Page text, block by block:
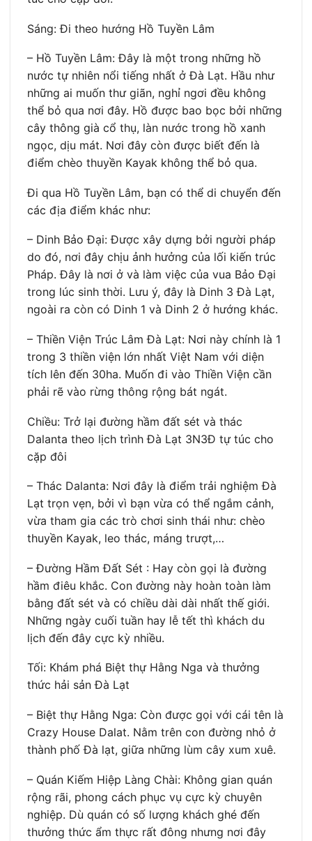
Sáng: Đi theo hướng Hồ Tuyền Lâm
– Hồ Tuyền Lâm: Đây là một trong những hồ
nước tự nhiên nổi tiếng nhất ở Đà Lạt. Hầu như
những ai muốn thư giãn, nghỉ ngơi đều không
thể bỏ qua nơi đây. Hồ được bao bọc bởi những
cây thông già cổ thụ, làn nước trong hồ xanh
ngọc, dịu mát. Nơi đây còn được biết đến là
điểm chèo thuyền Kayak không thể bỏ qua.
Đi qua Hồ Tuyền Lâm, bạn có thể di chuyển đến
các địa điểm khác như:
– Dinh Bảo Đại: Được xây dựng bởi người pháp
do đó, nơi đây chịu ảnh hưởng của lối kiến trúc
Pháp. Đây là nơi ở và làm việc của vua Bảo Đại
trong lúc sinh thời. Lưu ý, đây là Dinh 3 Đà Lạt,
ngoài ra còn có Dinh 1 và Dinh 2 ở hướng khác.
– Thiền Viện Trúc Lâm Đà Lạt: Nơi này chính là 1
trong 3 thiền viện lớn nhất Việt Nam với diện
tích lên đến 30ha. Muốn đi vào Thiền Viện cần
phải rẽ vào rừng thông rộng bát ngát.
Chiều: Trở lại đường hầm đất sét và thác
Dalanta theo lịch trình Đà Lạt 3N3Đ tự túc cho
cặp đôi
– Thác Dalanta: Nơi đây là điểm trải nghiệm Đà
Lạt trọn vẹn, bởi vì bạn vừa có thể ngắm cảnh,
vừa tham gia các trò chơi sinh thái như: chèo
thuyền Kayak, leo thác, máng trượt,…
– Đường Hầm Đất Sét : Hay còn gọi là đường
hầm điêu khắc. Con đường này hoàn toàn làm
bằng đất sét và có chiều dài dài nhất thế giới.
Những ngày cuối tuần hay lễ tết thì khách du
lịch đến đây cực kỳ nhiều.
Tối: Khám phá Biệt thự Hằng Nga và thưởng
thức hải sản Đà Lạt
– Biệt thự Hằng Nga: Còn được gọi với cái tên là
Crazy House Dalat. Nằm trên con đường nhỏ ở
thành phố Đà lạt, giữa những lùm cây xum xuê.
– Quán Kiếm Hiệp Làng Chài: Không gian quán
rộng rãi, phong cách phục vụ cực kỳ chuyên
nghiệp. Dù quán có số lượng khách ghé đến
thưởng thức ẩm thực rất đông nhưng nơi đây